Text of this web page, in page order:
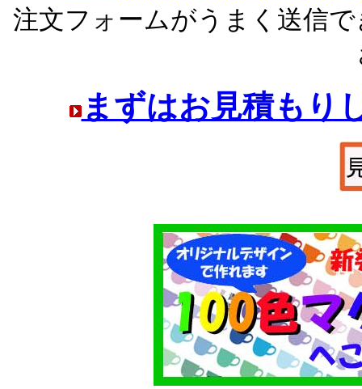
注文フォームがうまく送信
まずはお見積もり